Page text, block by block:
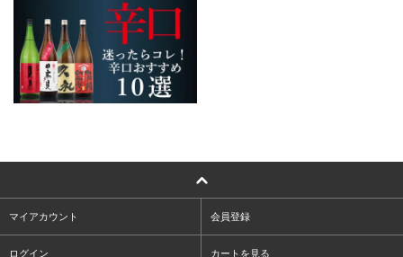
マイアカウント 会員登録
ログイン カートを見る